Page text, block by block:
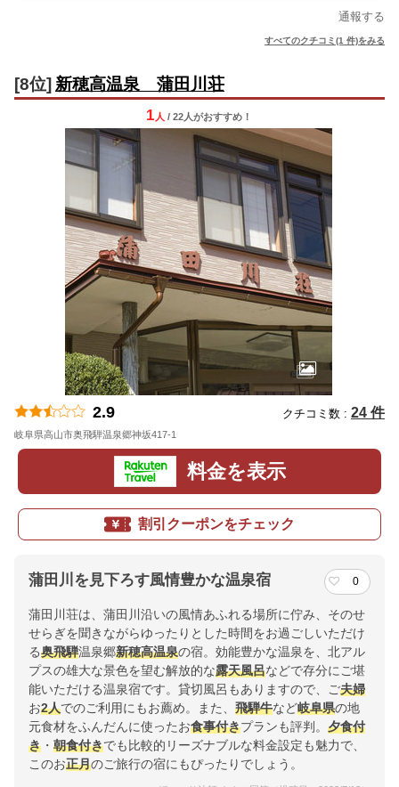
通報する
すべてのクチコミ(1 件)をみる
[8位] 新穂高温泉 蒲田川荘
1 人 / 22人がおすすめ！
2.9 クチコミ数 : 24 件
岐阜県高山市奥飛騨温泉郷神坂417-1
料金を表示
割引クーポンをチェック
蒲田川を見下ろす風情豊かな温泉宿 0
蒲田川荘は、蒲田川沿いの風情あふれる場所に佇み、そのせ
せらぎを聞きながらゆったりとした時間をお過ごしいただけ
る奥飛騨温泉郷新穂高温泉の宿。効能豊かな温泉を、北アル
プスの雄大な景色を望む解放的な露天風呂などで存分にご堪
能いただける温泉宿です。貸切風呂もありますので、ご夫婦
お2人でのご利用にもお薦め。また、 飛騨牛など岐阜県の地
元食材をふんだんに使ったお食事付きプランも評判。 夕食付
き ・ 朝食付きでも比較的リーズナブルな料金設定も魅力で、
このお正月のご旅行の宿にもぴったりでしょう。